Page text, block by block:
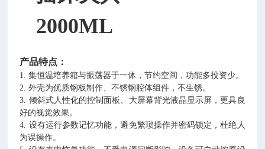
2000ML
产品特点：
1.集恒温培养箱与振荡器于一体，节约空间，功能多投资少。
2.外壳为优质钢板制作、不锈钢腔体组件，不生锈。
3. 倾斜式人性化的控制面板、大屏幕背光液晶显示屏，更具良
好的视觉效果。
4. 设有运行参数记忆功能，避免繁琐操作并密码锁定，杜绝人
为误操作。